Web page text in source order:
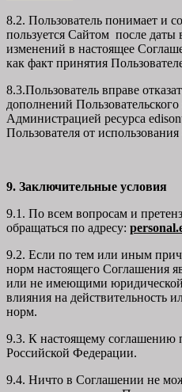
8.2. Пользователь понимает и
пользуется Сайтом после даты
изменений в настоящее
как факт принятия
8.3.Пользователь вправе
дополнений
Администрацией ресурса
Пользователя от
9. Заключительные условия
9.1. По всем вопросам и
обращаться по адресу:
9.2. Если по тем или иным
норм настоящего Соглашения
или не имеющими юридической
влияния на действительность
норм.
9.3. К настоящему соглашению
Российской Федерации.
9.4. Ничто в Соглашении не